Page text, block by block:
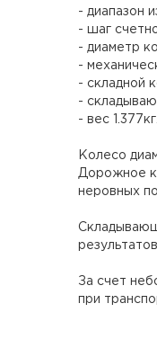
- диапазон
- шаг
- диаметр
-
- складной
-
- вес 1.377кг.
Колесо
Дорожное
неровных
За счет
при